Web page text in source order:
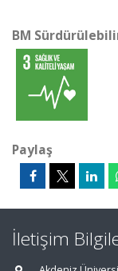
BM
Paylaş
İletişim